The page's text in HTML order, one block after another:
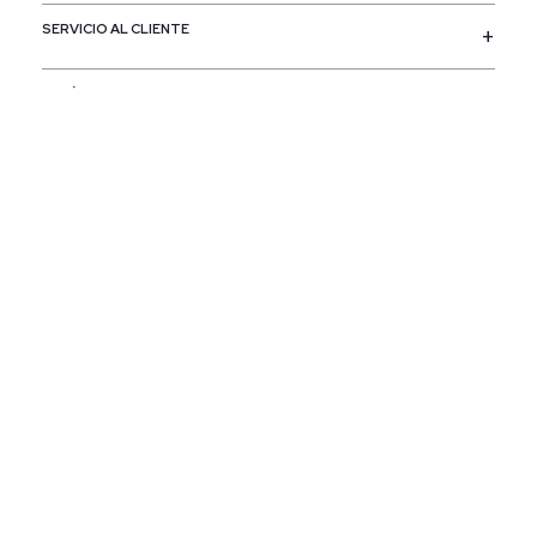
SERVICIO AL CLIENTE
POLÍTICAS